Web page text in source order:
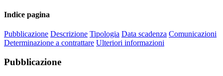
Indice pagina
Pubblicazione Descrizione Tipologia Data scadenza Comunicazioni
Determinazione a contrattare Ulteriori informazioni
Pubblicazione